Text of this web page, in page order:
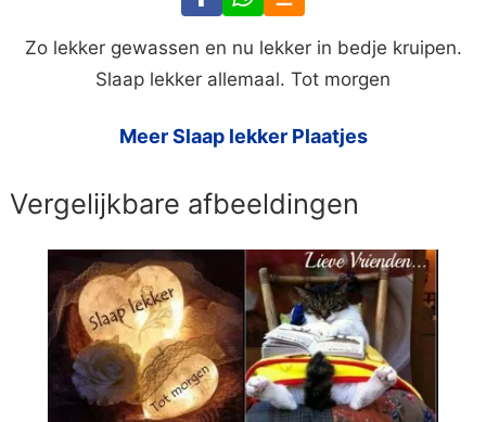
Zo lekker gewassen en nu lekker in bedje kruipen.
Slaap lekker allemaal. Tot morgen
Meer Slaap lekker Plaatjes
Vergelijkbare afbeeldingen